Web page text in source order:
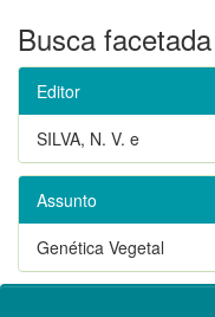
Busca facetada
Editor
SILVA, N. V. e
Assunto
Genética Vegetal